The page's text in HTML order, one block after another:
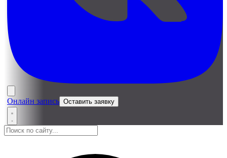
Онлайн запись Оставить заявку